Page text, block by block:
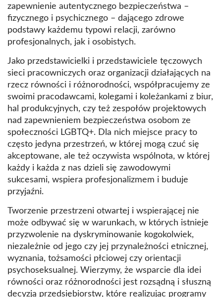
zapewnienie autentycznego bezpieczeństwa –
fizycznego i psychicznego – dającego zdrowe
podstawy każdemu typowi relacji, zarówno
profesjonalnych, jak i osobistych.
Jako przedstawicielki i przedstawiciele tęczowych
sieci pracowniczych oraz organizacji działających na
rzecz równości i różnorodności, współpracujemy ze
swoimi pracodawcami, kolegami i koleżankami z biur,
hal produkcyjnych, czy też zespołów projektowych
nad zapewnieniem bezpieczeństwa osobom ze
społeczności LGBTQ+. Dla nich miejsce pracy to
często jedyna przestrzeń, w której mogą czuć się
akceptowane, ale też oczywista wspólnota, w której
każdy i każda z nas dzieli się zawodowymi
sukcesami, wspiera profesjonalizmem i buduje
przyjaźni.
Tworzenie przestrzeni otwartej i wspierającej nie
może odbywać się w warunkach, w których istnieje
przyzwolenie na dyskryminowanie kogokolwiek,
niezależnie od jego czy jej przynależności etnicznej,
wyznania, tożsamości płciowej czy orientacji
psychoseksualnej. Wierzymy, że wsparcie dla idei
równości oraz różnorodności jest rozsądną i słuszną
decyzją przedsiębiorstw, które realizując programy